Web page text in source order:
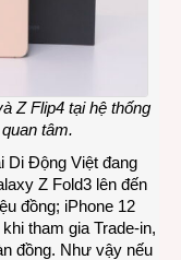
Z Flip4 tại hệ thống
tâm.
Di Động Việt đang
Z Fold3 lên đến
đồng; iPhone 12
tham gia Trade-in,
đồng. Như vậy nếu